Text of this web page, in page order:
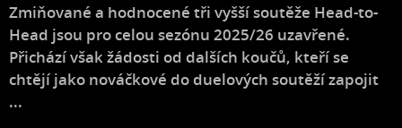
Zmiňované a hodnocené tři vyšší soutěže Head-to-
Head jsou pro celou sezónu 2025/26 uzavřené.
Přichází však žádosti od dalších koučů, kteří se
chtějí jako nováčkové do duelových soutěží zapojit
...